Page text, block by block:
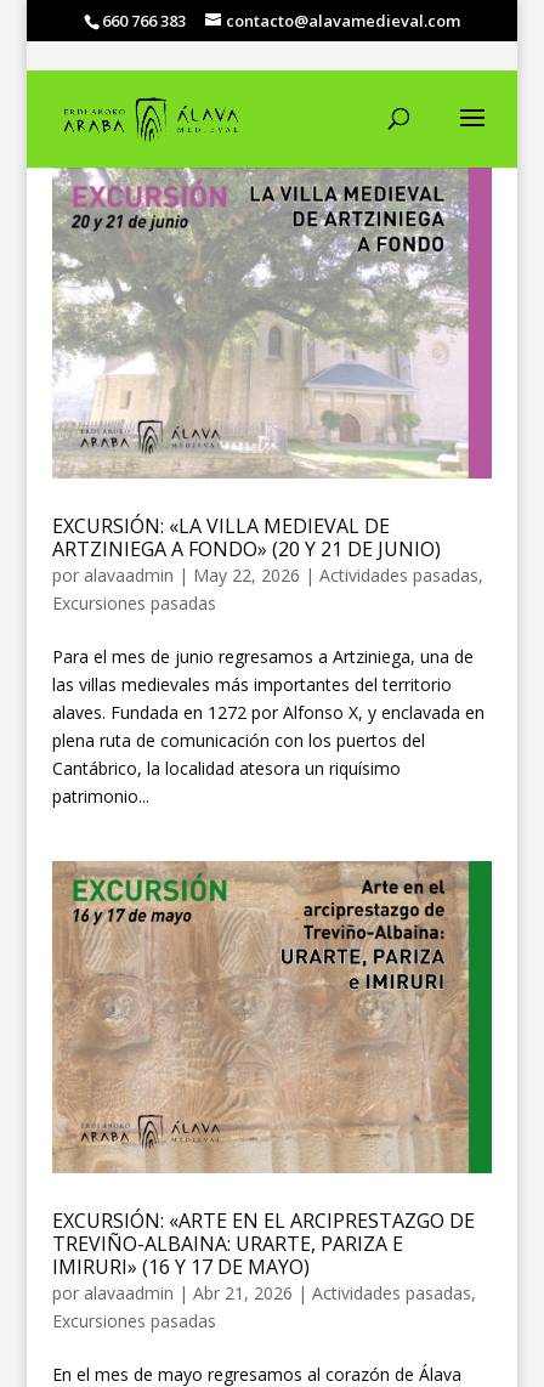
660 766 383 contacto@alavamedieval.com
EXCURSIÓN: «LA VILLA MEDIEVAL DE
ARTZINIEGA A FONDO» (20 Y 21 DE JUNIO)
por alavaadmin | May 22, 2026 | Actividades pasadas,
Excursiones pasadas
Para el mes de junio regresamos a Artziniega, una de
las villas medievales más importantes del territorio
alaves. Fundada en 1272 por Alfonso X, y enclavada en
plena ruta de comunicación con los puertos del
Cantábrico, la localidad atesora un riquísimo
patrimonio...
EXCURSIÓN: «ARTE EN EL ARCIPRESTAZGO DE
TREVIÑO-ALBAINA: URARTE, PARIZA E
IMIRURI» (16 Y 17 DE MAYO)
por alavaadmin | Abr 21, 2026 | Actividades pasadas,
Excursiones pasadas
En el mes de mayo regresamos al corazón de Álava